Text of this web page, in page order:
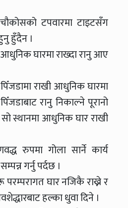
टपवारमा टाइटसँग
हुँदैन ।
घारमा राख्दा रानु आए
राखी आधुनिक घारमा
रानु निकाल्ने पूरानो
स्थानमा आधुनिक घार राखी
रुपमा गोला सार्ने कार्य
गर्नु पर्दछ ।
घार नजिकै राख्ने र
हल्का धुवा दिने ।